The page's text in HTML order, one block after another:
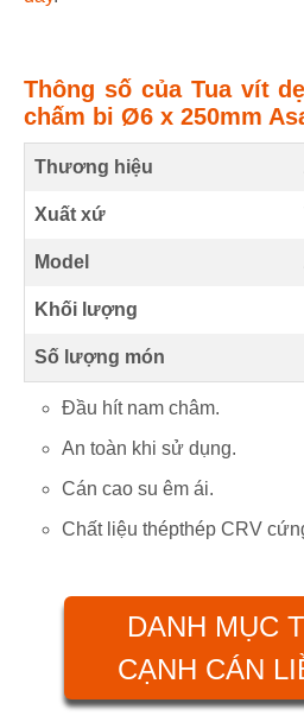
Thông số của Tua vít
chấm bi Ø6 x 250mm
Thương hiệu
Xuất xứ
Model
Khối lượng
Số lượng món
Đầu hít nam châm.
An toàn khi sử dụng.
Cán cao su êm ái.
Chất liệu thépthép CRV
DANH MỤC
CẠNH CÁN